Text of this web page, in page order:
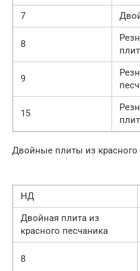
7
8
9
15
Двойные плиты из красного
НД
Двойная плита из
красного песчаника
8